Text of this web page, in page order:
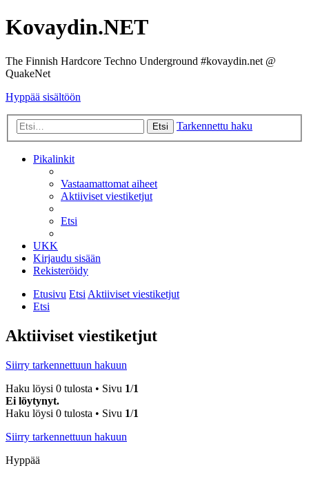
Kovaydin.NET
The Finnish Hardcore Techno Underground #kovaydin.net @
QuakeNet
Hyppää sisältöön
Etsi Tarkennettu haku
Pikalinkit
Vastaamattomat aiheet
Aktiiviset viestiketjut
Etsi
UKK
Kirjaudu sisään
Rekisteröidy
Etusivu EtsiAktiiviset viestiketjut
Etsi
Aktiiviset viestiketjut
Siirry tarkennettuun hakuun
Haku löysi 0 tulosta • Sivu 1/1
Ei löytynyt.
Haku löysi 0 tulosta • Sivu 1/1
Siirry tarkennettuun hakuun
Hyppää